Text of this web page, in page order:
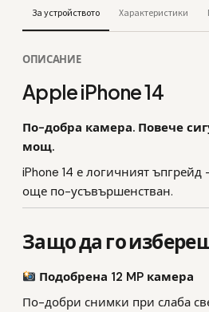
За устройството Характеристики
ОПИСАНИЕ
Apple iPhone 14
По-добра камера. Повече
мощ.
iPhone 14 е логичният
още по-усъвършенстван.
Защо да го
Подобрена 12 MP камера
По-добри снимки при слаба